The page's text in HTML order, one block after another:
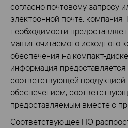
согласно почтовому запросу
электронной почте, компания
необходимости
машиночитаемого исходного
обеспечения на компакт-
информация
соответствующей
обеспечением,
предоставляемым вместе с
Соответствующее ПО